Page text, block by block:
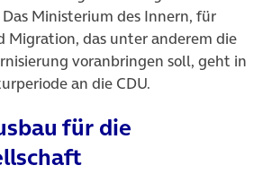
Ministerium des Innern, für
Migration, das unter anderem die
voranbringen soll, geht in
an die CDU.
für die